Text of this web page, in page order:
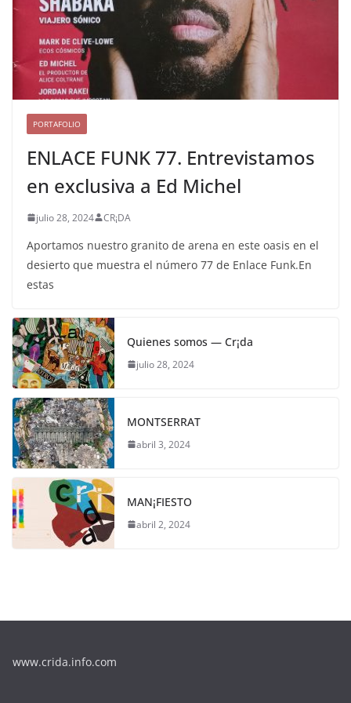
PORTAFOLIO
ENLACE FUNK 77. Entrevistamos
en exclusiva a Ed Michel
julio 28, 2024 CR¡DA
Aportamos nuestro granito de arena en este oasis en el
desierto que muestra el número 77 de Enlace Funk.En
estas
Quienes somos — Cr¡da
julio 28, 2024
MONTSERRAT
abril 3, 2024
MAN¡FIESTO
abril 2, 2024
www.crida.info.com